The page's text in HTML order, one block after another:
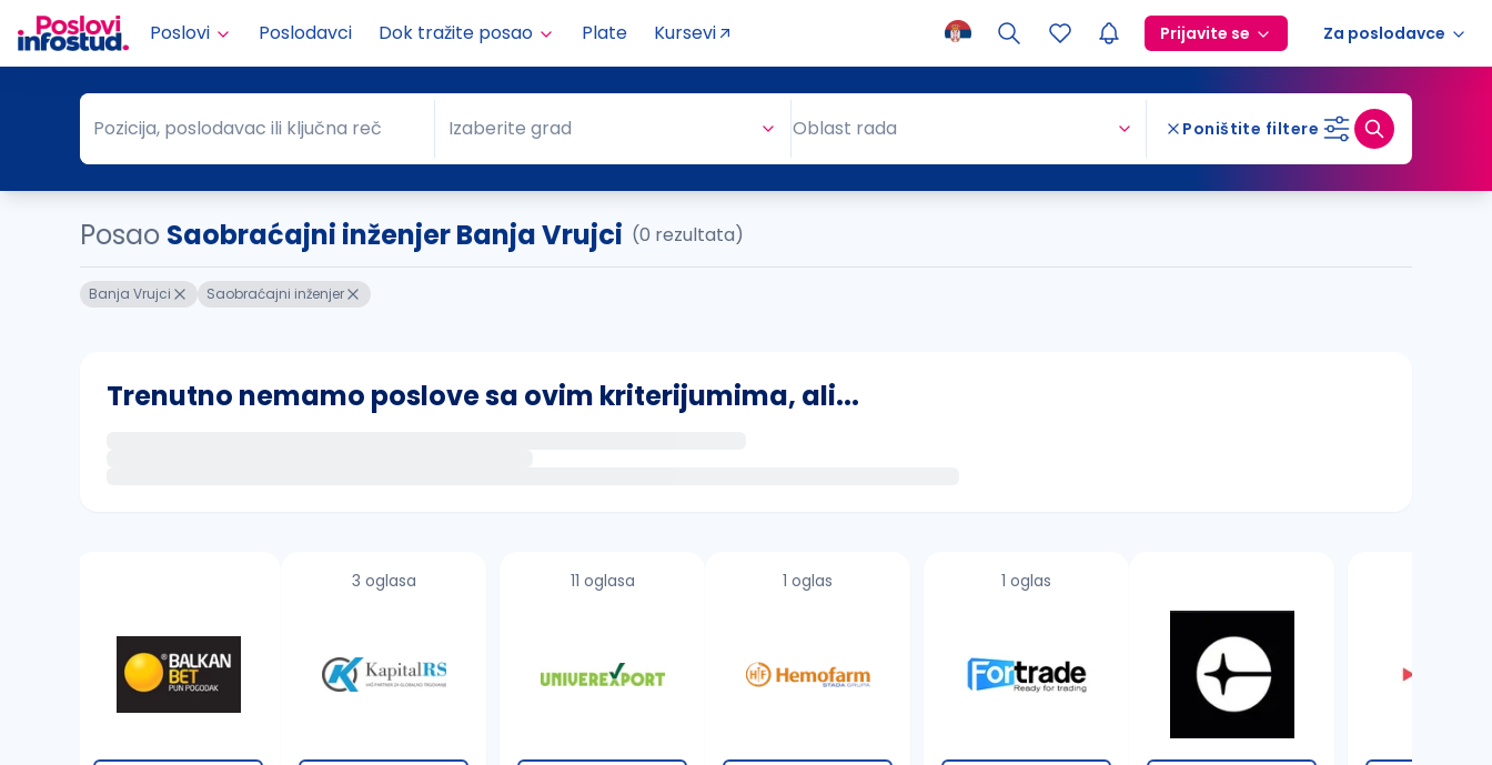
Poslovi Poslodavci Dok tražite posao Plate Kursevi Prijavite se Za poslodavce
Pozicija, poslodavac ili ključna reč
Pozicija, poslodavac ili ključna reč Grad
Izaberite grad Oblast rada Poništite filtere
Posao Saobraćajni inženjer Banja Vrujci (0 rezultata)
Banja Vrujci Saobraćajni inženjer
Trenutno nemamo poslove sa ovim kriterijumima, ali...
proverite pravopisne greške (koristite č, ć, š, đ, ž, dž)
povećajte radijus za odabrani grad
3 oglasa 11 oglasa 1 oglas 1 oglas